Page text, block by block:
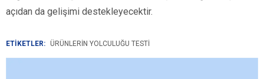
açıdan da gelişimi destekleyecektir.
ETİKETLER: ÜRÜNLERIN YOLCULUĞU TESTI